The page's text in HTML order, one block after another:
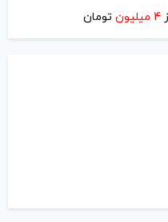
برای زمانی که دوباره
و شئونات جامعه و با
4 میلیون تومان